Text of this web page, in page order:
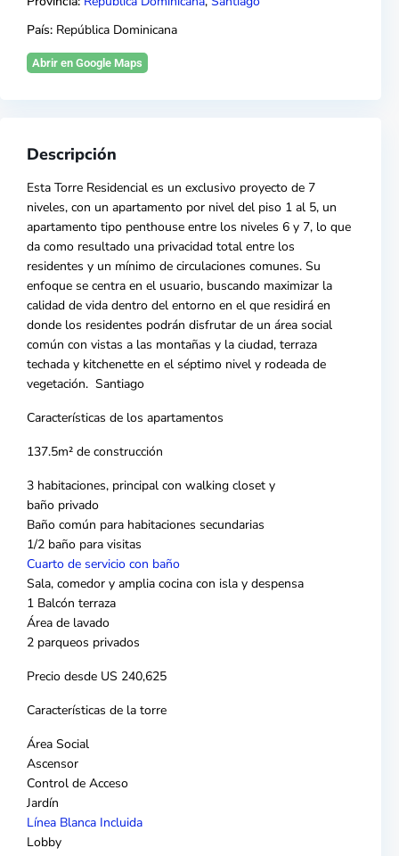
País: República Dominicana
Abrir en Google Maps
Descripción
Esta Torre Residencial es un exclusivo proyecto de 7
niveles, con un apartamento por nivel del piso 1 al 5, un
apartamento tipo penthouse entre los niveles 6 y 7, lo que
da como resultado una privacidad total entre los
residentes y un mínimo de circulaciones comunes. Su
enfoque se centra en el usuario, buscando maximizar la
calidad de vida dentro del entorno en el que residirá en
donde los residentes podrán disfrutar de un área social
común con vistas a las montañas y la ciudad, terraza
techada y kitchenette en el séptimo nivel y rodeada de
vegetación. Santiago
Características de los apartamentos
137.5m² de construcción
3 habitaciones, principal con walking closet y
baño privado
Baño común para habitaciones secundarias
1/2 baño para visitas
Cuarto de servicio con baño
Sala, comedor y amplia cocina con isla y despensa
1 Balcón terraza
Área de lavado
2 parqueos privados
Precio desde US 240,625
Características de la torre
Área Social
Ascensor
Control de Acceso
Jardín
Línea Blanca Incluida
Lobby